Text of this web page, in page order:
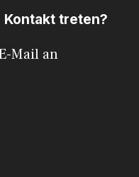
Kontakt treten?
Mail an